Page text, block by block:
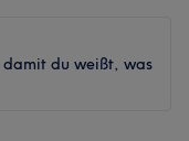
damit du weißt, was